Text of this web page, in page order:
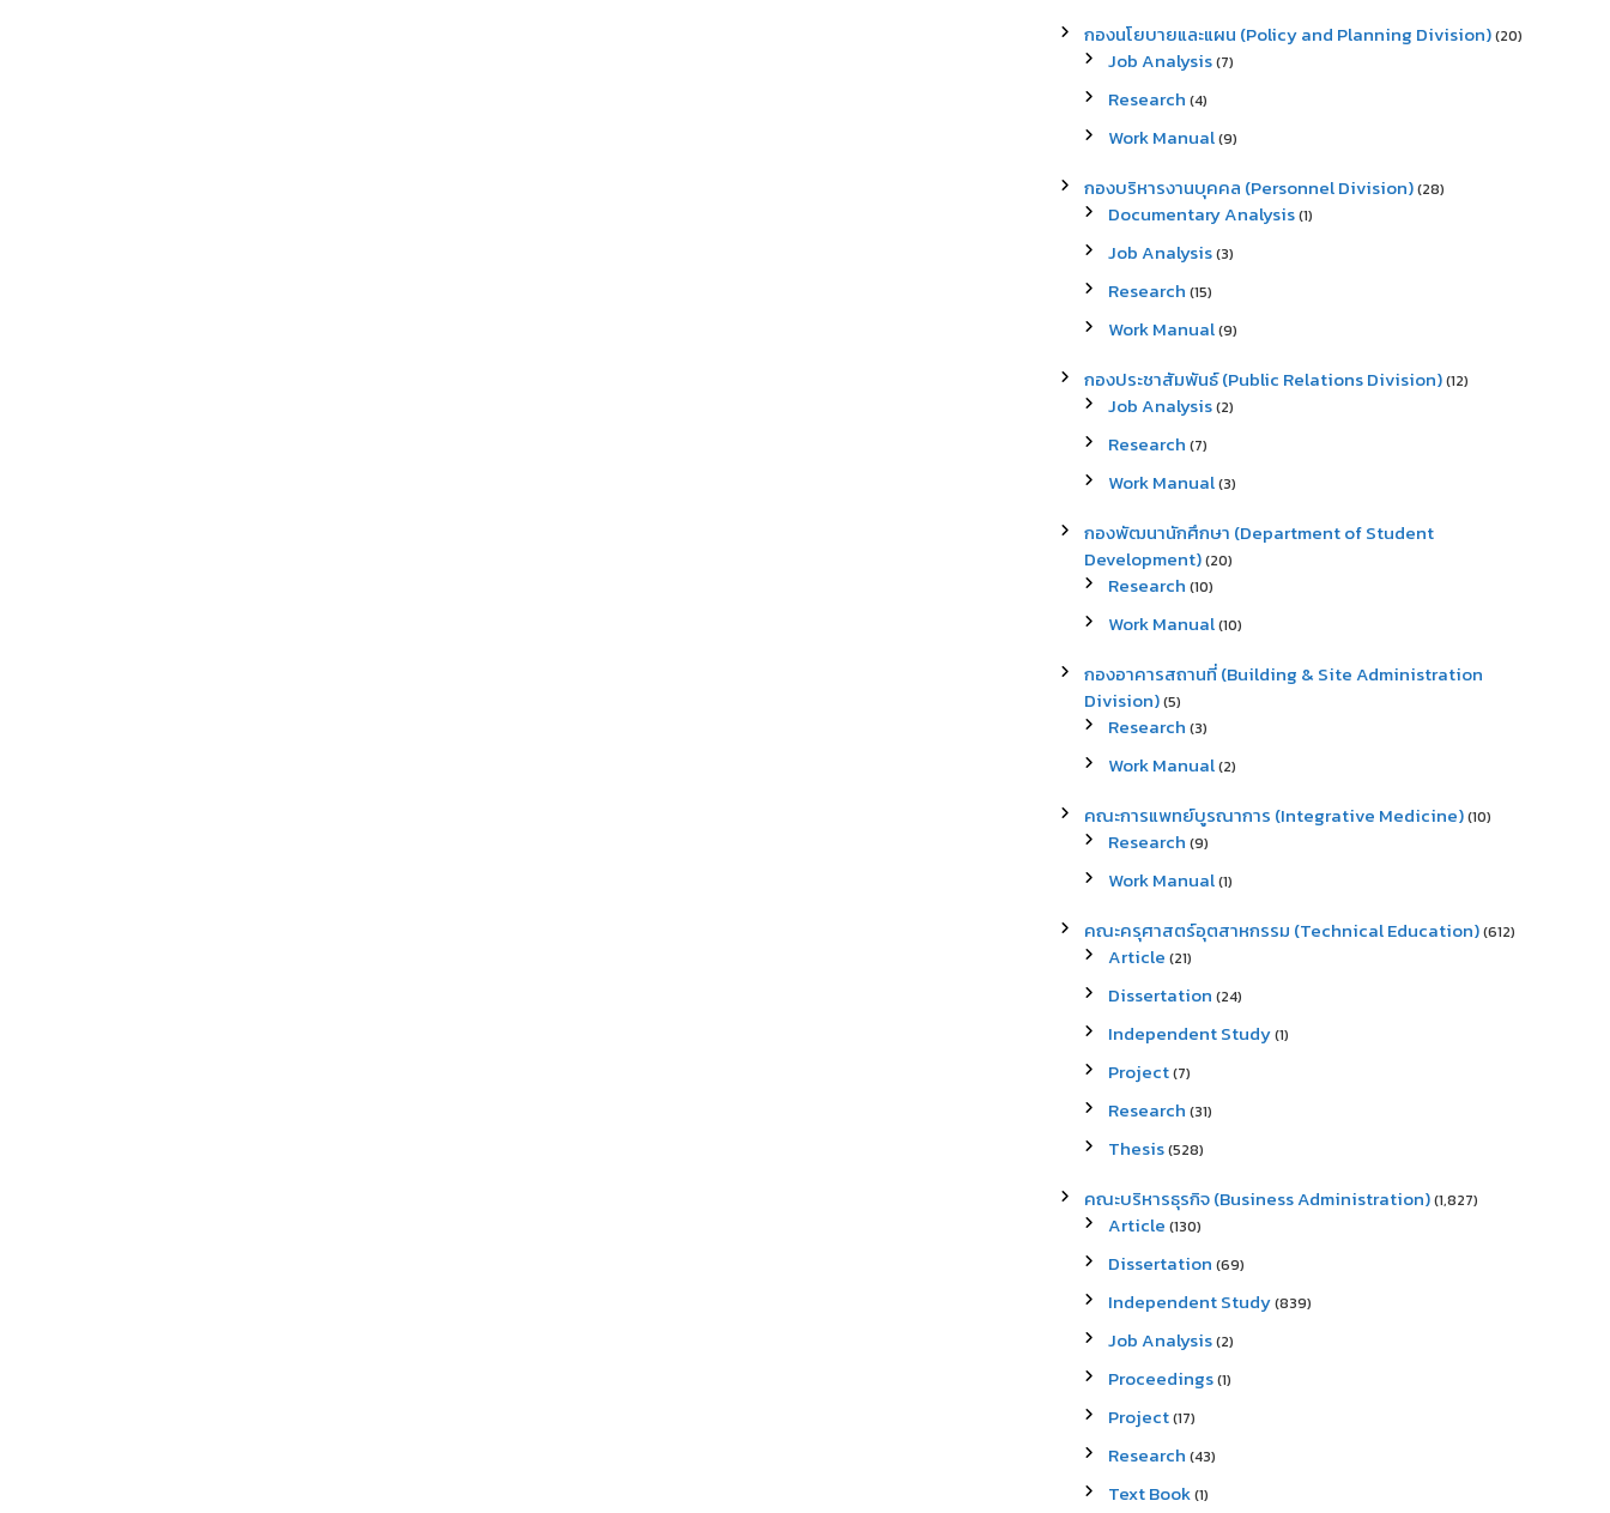
กองนโยบายและแผน (Policy and Planning Division)(20)
Job Analysis(7)
Research (4)
Work Manual(9)
กองบริหารงานบุคคล (Personnel Division)(28)
Documentary Analysis(1)
Job Analysis(3)
Research (15)
Work Manual(9)
กองประชาสัมพันธ์ (Public Relations Division)(12)
Job Analysis(2)
Research (7)
Work Manual(3)
กองพัฒนานักศึกษา (Department of Student
Development)(20)
Research (10)
Work Manual(10)
กองอาคารสถานที่ (Building & Site Administration
Division)(5)
Research (3)
Work Manual(2)
คณะการแพทย์บูรณาการ (Integrative Medicine)(10)
Research (9)
Work Manual(1)
คณะครุศาสตร์อุตสาหกรรม (Technical Education)(612)
Article (21)
Dissertation (24)
Independent Study(1)
Project(7)
Research (31)
Thesis(528)
คณะบริหารธุรกิจ (Business Administration)(1,827)
Article (130)
Dissertation (69)
Independent Study(839)
Job Analysis(2)
Proceedings(1)
Project(17)
Research (43)
Text Book(1)